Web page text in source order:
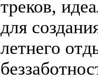
треков,
для
летнего